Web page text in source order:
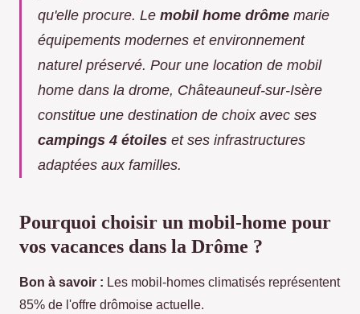
qu'elle procure. Le mobil home drôme marie
équipements modernes et environnement
naturel préservé. Pour une location de mobil
home dans la drome, Châteauneuf-sur-Isère
constitue une destination de choix avec ses
campings 4 étoiles et ses infrastructures
adaptées aux familles.
Pourquoi choisir un mobil-home pour
vos vacances dans la Drôme ?
Bon à savoir : Les mobil-homes climatisés représentent
85% de l'offre drômoise actuelle.